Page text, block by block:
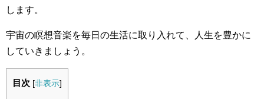
します。
宇宙の瞑想音楽を毎日の生活に取り入れて、人生を豊かに
していきましょう。
目次 [非表示]